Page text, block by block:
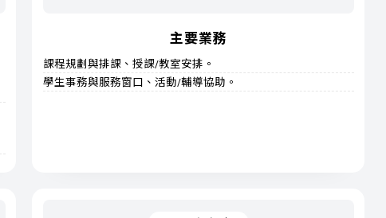
主要業務
課程規劃與排課、授課/教室安排。
學生事務與服務窗口、活動/輔導協助。